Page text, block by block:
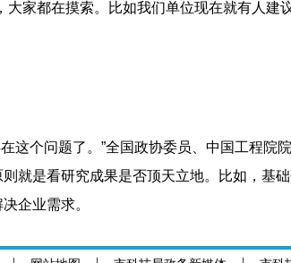
家都在摸索。比如我们单位现在就有人建
这个问题了。”全国政协委员、中国工程
就是看研究成果是否顶天立地。比如，基
企业需求。
评价平台。“核心是学术委员会，成员从